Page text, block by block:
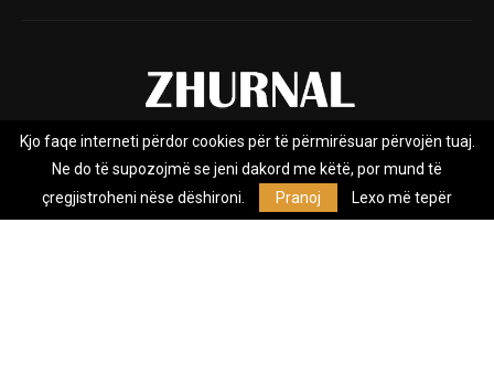
Rreth nesh Impresumi Marketing
Privacy Policy
Zhurnal.mk është Agjenci e Lajmeve e pavarur, e themeluar në vitin
Kjo faqe interneti përdor cookies për të përmirësuar përvojën tuaj.
Ne do të supozojmë se jeni dakord me këtë, por mund të
çregjistroheni nëse dëshironi.
Pranoj Lexo më tepër